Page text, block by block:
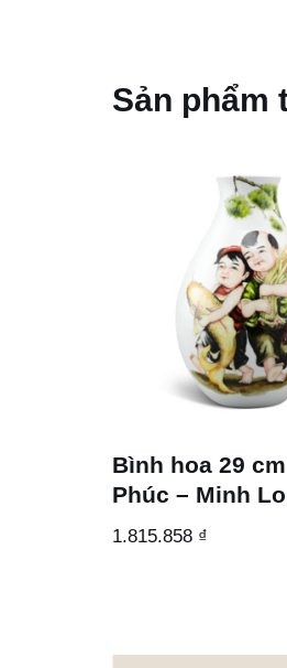
Sản
Bình hoa 29
Phúc – Minh
1.815.858 ₫